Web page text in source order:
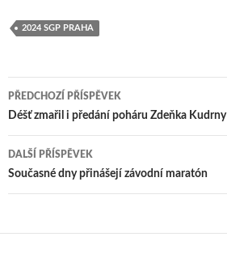
2024 SGP PRAHA
Navigace
pro
příspěvek
PŘEDCHOZÍ PŘÍSPĚVEK
Déšť zmařil i předání poháru Zdeňka Kudrny
DALŠÍ PŘÍSPĚVEK
Současné dny přinášejí závodní maratón